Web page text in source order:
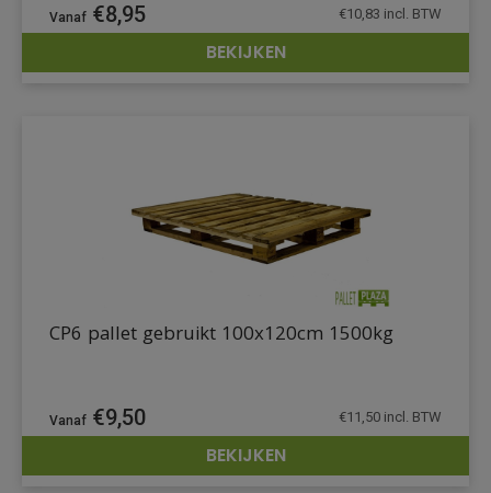
DETAILS
€8,95 €10,83 incl. BTW
BEKIJKEN
DETAILS
CP6 pallet gebruikt 100x120cm 1500kg
€9,50 €11,50 incl. BTW
BEKIJKEN